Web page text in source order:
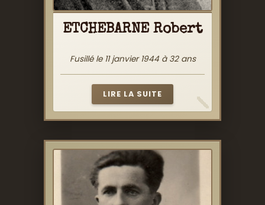
ETCHEBARNE Robert
Fusillé le 11 janvier 1944 à 32 ans
LIRE LA SUITE